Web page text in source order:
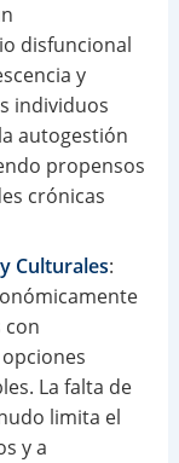
disfuncional
y
individuos
autogestión
propensos
crónicas
Culturales:
con
La falta de
limita el
y a